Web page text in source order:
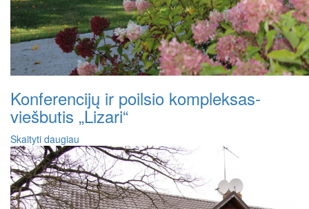
Konferencijų ir poilsio kompleksas-
viešbutis „Lizari“
Skaityti daugiau